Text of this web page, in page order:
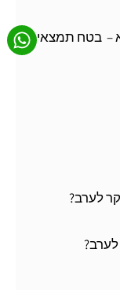
– בטח תמצאי
לערב?